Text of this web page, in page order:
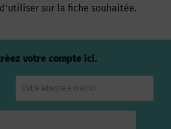
sur la fiche souhaitée.
votre compte ici.